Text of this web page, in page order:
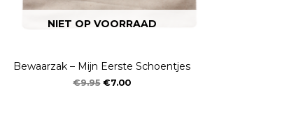
NIET OP VOORRAAD
Bewaarzak – Mijn Eerste Schoentjes
€9.95 €7.00